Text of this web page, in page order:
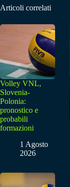
Articoli correlati
Volley VNL,
Slovenia-
Polonia:
pronostico e
probabili
formazioni
1 Agosto
2026